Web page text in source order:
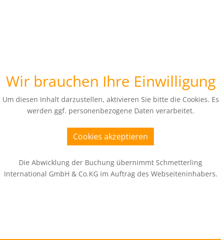
Wir brauchen Ihre Einwilligung
Um diesen Inhalt darzustellen, aktivieren Sie bitte die Cookies. Es
werden ggf. personenbezogene Daten verarbeitet.
Cookies akzeptieren
Die Abwicklung der Buchung übernimmt Schmetterling
International GmbH & Co.KG im Auftrag des Webseiteninhabers.